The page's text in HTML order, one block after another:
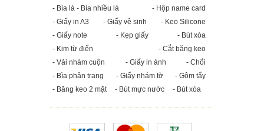
- Bìa lá - Bìa nhiều lá
- Hộp name card
- Giấy in A3
- Giấy vệ sinh
- Keo Silicone
- Giấy note
- Kẹp giấy
- Bút xóa
- Kim từ điển
- Cắt băng keo
- Vải nhám cuộn
- Giấy in ảnh
- Chổi
- Bìa phân trang
- Giấy nhám tờ
- Gôm tẩy
- Băng keo 2 mặt
- Bút mực nước - Bút xóa